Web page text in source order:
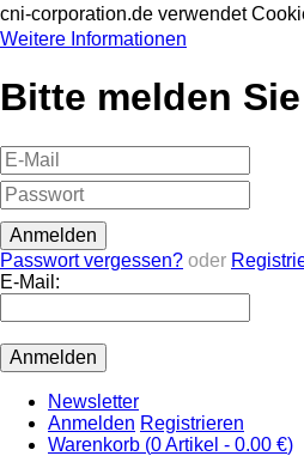
cni-corporation.de verwendet
Weitere Informationen
Bitte melden
Passwort vergessen? oder
E-Mail:
Newsletter
Anmelden Registrieren
Warenkorb (0Artikel - 0.00 €)